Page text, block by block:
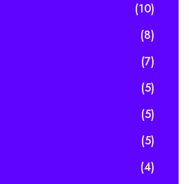
(10)
(8)
(7)
(5)
(5)
(5)
(4)